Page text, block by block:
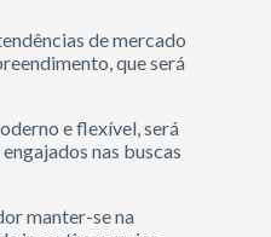
de mercado
que será
e flexível, será
nas buscas
manter-se na